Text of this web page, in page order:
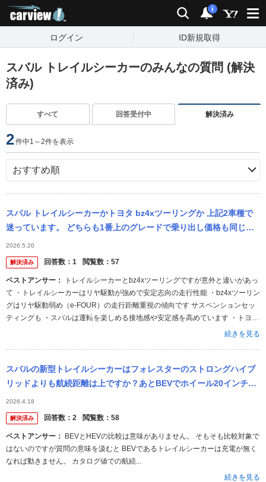
検索 通知
i
ログイン ID新規取得
スバル トレイルシーカーのみんなの質問 (解決
済み)
すべて 回答受付中 解決済み
2件中1～2件を表示
スバル トレイルシーカーかトヨタ bz4xツーリングか 上記2車種で
迷っています。 どちらも1番上のグレードで乗り出し価格も同じく
らいです。 納車時期はスバルが8月、トヨタが10月ということで...
2026.5.20
解決済み 回答数： 1 閲覧数： 57
ベストアンサー：
て ・トレイルシーカーはリヤ駆動が強めで安定志向の走行性能 ・bz4xツーリン
グはリヤ駆動弱め（e-FOUR）の走行距離重視の傾向です サスペンションセッ
ティングも ・スバルは運転を楽しめる接地感や安定感を高めています ・トヨタ
は乗り心地重視でマイルドな雰囲気になります ４WD（AWD）で比較をされて
続きを見る
スバルの新型トレイルシーカーはフォレスターのストロングハイブ
リッドよりも航続距離は上ですか？あとBEVでホイール20インチは
タイヤの維持費が高いと思いませんか。
2026.4.18
解決済み 回答数： 2 閲覧数： 58
ベストアンサー：
はないのですが質問の意味を汲むと BEVであるトレイルシーカーは充電が無く
なれば動きません。 カタログ値での航続...
続きを見る